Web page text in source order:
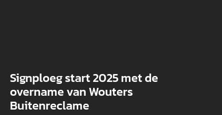
Signploeg start 2025 met de
overname van Wouters
Buitenreclame